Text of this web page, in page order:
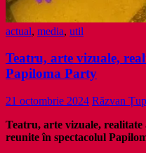
actual, media, util
Teatru, arte vizuale,
Papiloma Party
21 octombrie 2024 Răzvan
Teatru, arte vizuale, realitate
reunite în spectacolul